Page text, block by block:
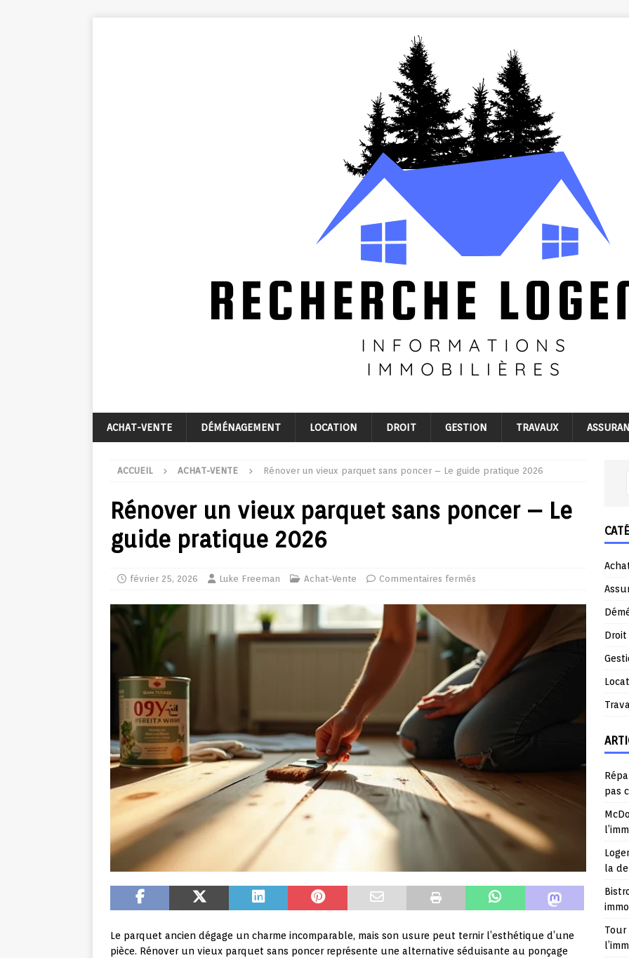
ACHAT-VENTE DÉMÉNAGEMENT LOCATION DROIT GESTION TRAVAUX
ACCUEIL ACHAT-VENTE Rénover un vieux parquet sans poncer – Le guide pratique 2026
Rénover un vieux parquet sans poncer – Le
guide pratique 2026
février 25, 2026 Luke Freeman Achat-Vente Commentaires fermés
Le parquet ancien dégage un charme incomparable, mais son usure peut ternir l’esthétique d’une
pièce. Rénover un vieux parquet sans poncer représente une alternative séduisante au ponçage
Droit
pas
la
Tour